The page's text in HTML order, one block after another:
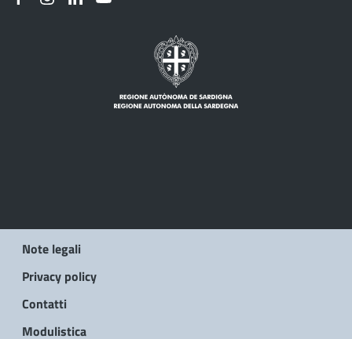
Note legali
Privacy policy
Contatti
Modulistica